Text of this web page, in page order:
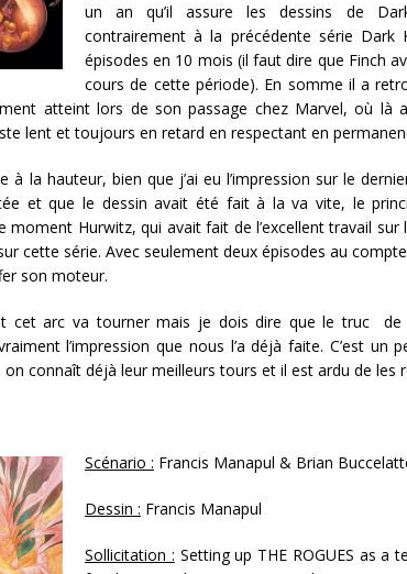
un an qu’il assure les dessins de
contrairement à la précédente série Dark
épisodes en 10 mois (il faut dire que Finch
cours de cette période). En somme il a
atteint lors de son passage chez Marvel, où là
lent et toujours en retard en respectant en
à la hauteur, bien que j’ai eu l’impression sur le
et que le dessin avait été fait à la va vite, le
moment Hurwitz, qui avait fait de l’excellent travail sur
cette série. Avec seulement deux épisodes au
son moteur.
cet arc va tourner mais je dois dire que le truc
l’impression que nous l’a déjà faite. C’est un
connaît déjà leur meilleurs tours et il est ardu de les
Scénario : Francis Manapul & Brian
Dessin : Francis Manapul
Sollicitation : Setting up THE ROGUES as